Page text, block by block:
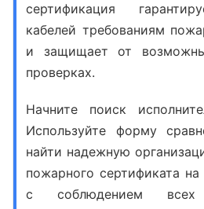
сертификация
кабелей требованиям
и защищает от
проверках.
Начните поиск
Используйте форму
найти надежную
пожарного сертификата на
с соблюдением